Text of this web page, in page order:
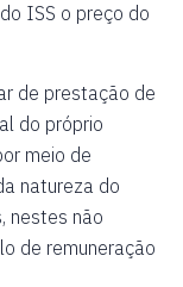
ISS o preço do
de prestação de
do próprio
meio de
natureza do
nestes não
de remuneração